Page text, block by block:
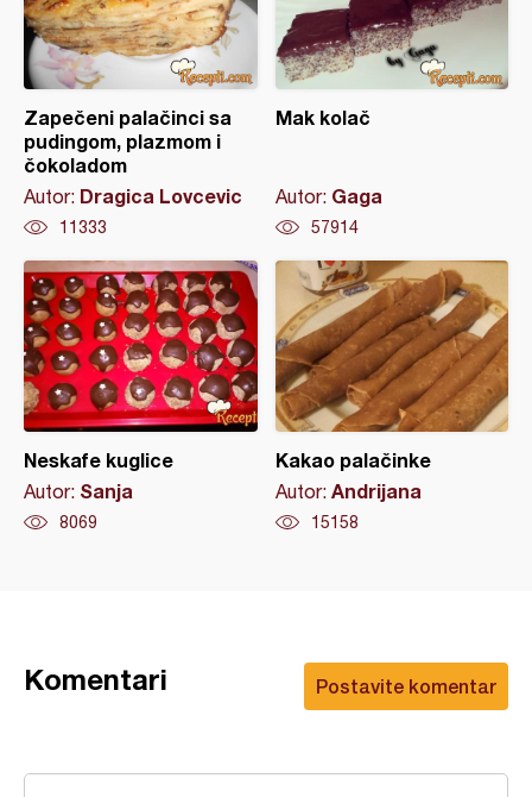
Zapečeni palačinci sa
pudingom, plazmom i
čokoladom
Autor: Dragica Lovcevic
11333
Mak kolač
Autor: Gaga
57914
Neskafe kuglice
Autor: Sanja
8069
Kakao palačinke
Autor: Andrijana
15158
Postavite komentar
Komentari